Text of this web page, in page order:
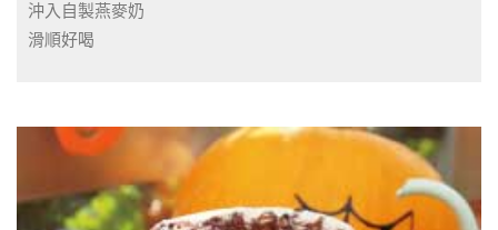
沖入自製燕麥奶
滑順好喝